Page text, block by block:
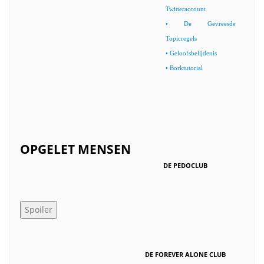
Twitteraccount
• De Gevreesde
Topicregels
• Geloofsbelijdenis
• Borktutorial
OPGELET MENSEN
DE PEDOCLUB
DE FOREVER ALONE CLUB